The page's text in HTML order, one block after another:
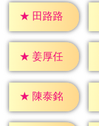
★ 田路路
★ 姜厚任
★ 陳泰銘